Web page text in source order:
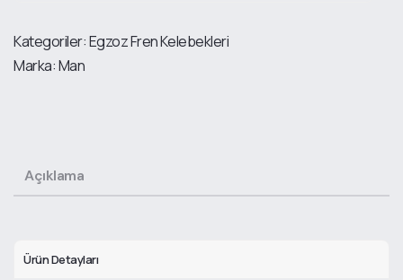
Kategoriler:Egzoz Fren Kelebekleri
Marka:Man
Açıklama
Ürün Detayları